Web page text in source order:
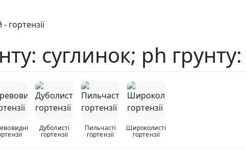
гортензії
суглинок; ph
Дуболисті
гортензії
Пильчасті
гортензії
Широколисті
гортензії